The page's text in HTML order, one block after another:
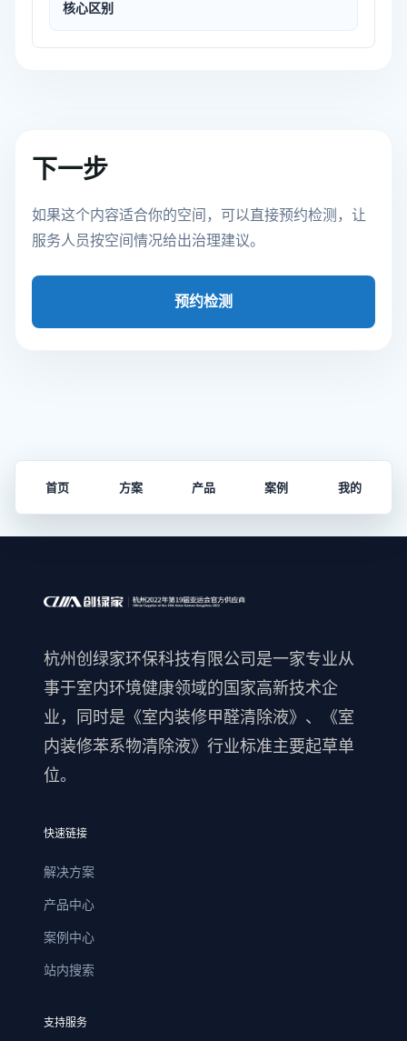
核心区别
下一步
如果这个内容适合你的空间，可以直接预约检测，让
服务人员按空间情况给出治理建议。
预约检测
首页 方案 产品 案例 我的
杭州创绿家环保科技有限公司是一家专业从
事于室内环境健康领域的国家高新技术企
业，同时是《室内装修甲醛清除液》、《室
内装修苯系物清除液》行业标准主要起草单
位。
快速链接
解决方案
产品中心
案例中心
站内搜索
支持服务